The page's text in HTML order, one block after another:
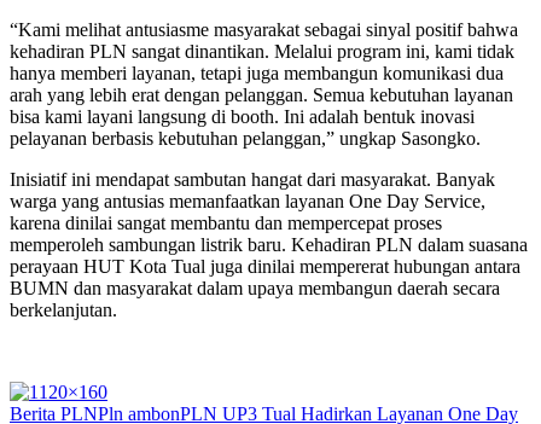
“Kami melihat antusiasme masyarakat sebagai sinyal positif bahwa
kehadiran PLN sangat dinantikan. Melalui program ini, kami tidak
hanya memberi layanan, tetapi juga membangun komunikasi dua
arah yang lebih erat dengan pelanggan. Semua kebutuhan layanan
bisa kami layani langsung di booth. Ini adalah bentuk inovasi
pelayanan berbasis kebutuhan pelanggan,” ungkap Sasongko.
Inisiatif ini mendapat sambutan hangat dari masyarakat. Banyak
warga yang antusias memanfaatkan layanan One Day Service,
karena dinilai sangat membantu dan mempercepat proses
memperoleh sambungan listrik baru. Kehadiran PLN dalam suasana
perayaan HUT Kota Tual juga dinilai mempererat hubungan antara
BUMN dan masyarakat dalam upaya membangun daerah secara
berkelanjutan.
Berita PLNPln ambonPLN UP3 Tual Hadirkan Layanan One Day